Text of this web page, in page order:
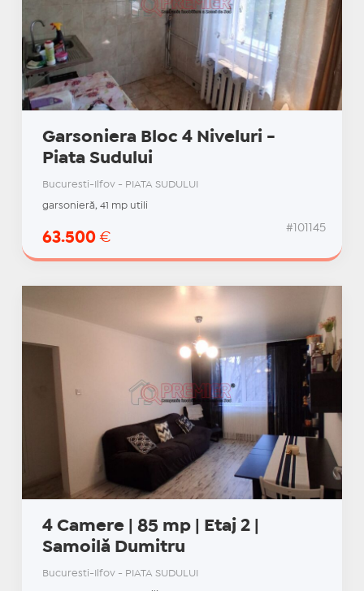
Garsoniera Bloc 4 Niveluri -
Piata Sudului
Bucuresti-Ilfov - PIATA SUDULUI
garsonieră, 41 mp utili
63.500 €
#101145
4 Camere | 85 mp | Etaj 2 |
Samoilă Dumitru
Bucuresti-Ilfov - PIATA SUDULUI